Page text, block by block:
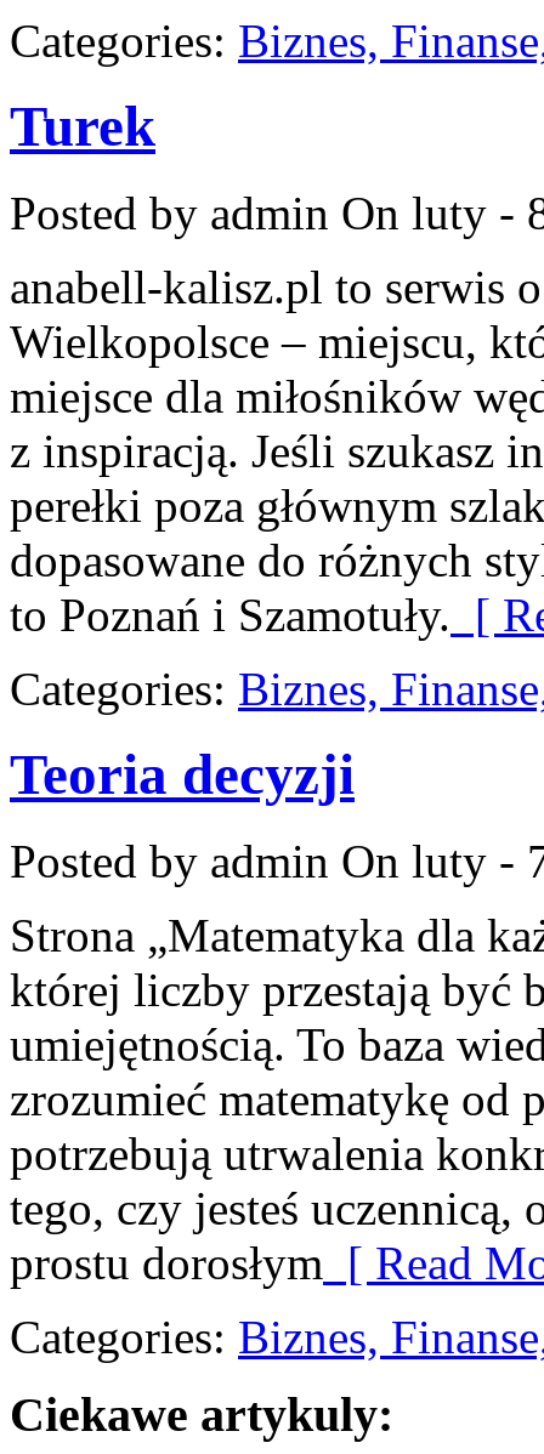
Categories: Biznes,
Turek
Posted by admin On luty -
anabell-kalisz.pl to serwis
Wielkopolsce – miejscu,
miejsce dla miłośników
z inspiracją. Jeśli szukasz
perełki poza głównym
dopasowane do różnych
to Poznań i Szamotuły. [
Categories: Biznes,
Teoria decyzji
Posted by admin On luty -
Strona „Matematyka dla
której liczby przestają być
umiejętnością. To baza
zrozumieć matematykę od
potrzebują utrwalenia
tego, czy jesteś uczennicą,
prostu dorosłym [ Read
Categories: Biznes,
Ciekawe artykuly: